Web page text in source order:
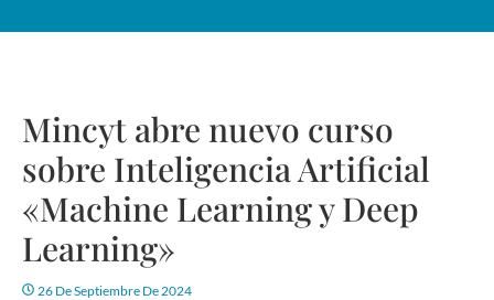
Mincyt abre nuevo curso
sobre Inteligencia Artificial
«Machine Learning y Deep
Learning»
26 De Septiembre De 2024